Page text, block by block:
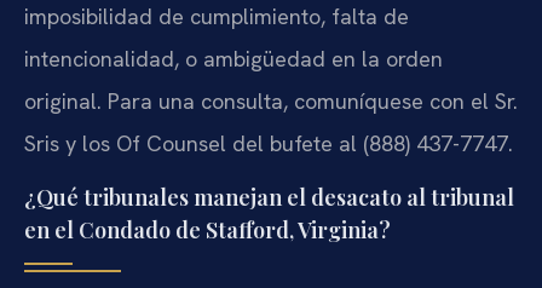
imposibilidad de cumplimiento, falta de
intencionalidad, o ambigüedad en la orden
original. Para una consulta, comuníquese con el Sr.
Sris y los Of Counsel del bufete al (888) 437-7747.
¿Qué tribunales manejan el desacato al tribunal
en el Condado de Stafford, Virginia?